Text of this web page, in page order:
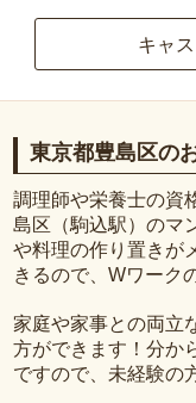
キャ
東京都豊島区の
調理師や栄養士の資
島区（駒込駅）のマ
や料理の作り置きが
きるので、Wワーク
家庭や家事との両立
方ができます！分か
ですので、未経験の